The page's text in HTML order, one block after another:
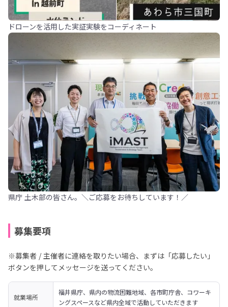
ドローンを活用した実証実験をコーディネート
県庁 土木部の皆さん。＼ご応募をお待ちしています！／
募集要項
※募集者 / 主催者に連絡を取りたい場合、まずは「応募したい」
ボタンを押してメッセージを送ってください。
就業場所
福井県庁、県内の物流困難地域、各市町庁舎、コワーキ
ングスペースなど県内全域で活動していただきます